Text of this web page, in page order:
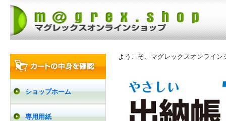
ショップホーム
専用用紙
ようこそ、マグレックスオンライン